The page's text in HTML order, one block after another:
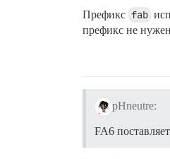
Префикс fab
префикс не
pHneutre:
FA6